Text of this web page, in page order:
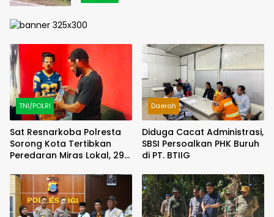
TNI/POLRI
Sat Resnarkoba Polresta
Sorong Kota Tertibkan
Peredaran Miras Lokal, 29
Daerah
Diduga Cacat Administrasi,
SBSI Persoalkan PHK Buruh
di PT. BTIIG